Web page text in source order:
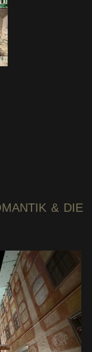
& DIE